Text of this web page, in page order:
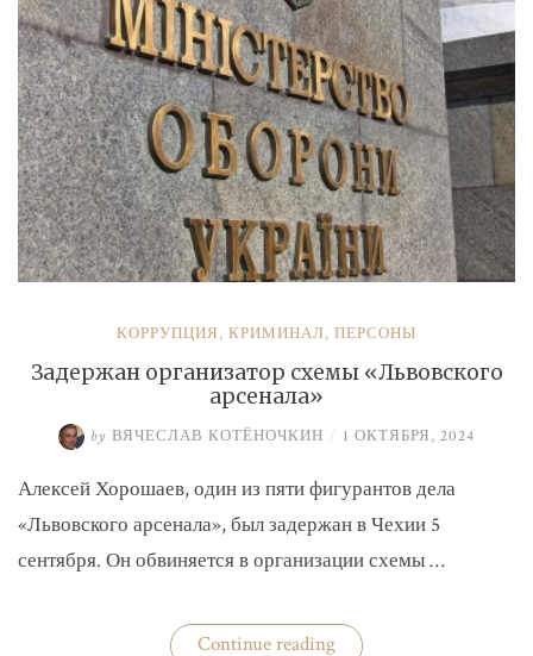
КОРРУПЦИЯ, КРИМИНАЛ, ПЕРСОНЫ
Задержан организатор схемы «Львовского
арсенала»
by ВЯЧЕСЛАВ КОТЁНОЧКИН / 1 ОКТЯБРЯ, 2024
Алексей Хорошаев, один из пяти фигурантов дела
«Львовского арсенала», был задержан в Чехии 5
сентября. Он обвиняется в организации схемы …
Continue reading«Задержан